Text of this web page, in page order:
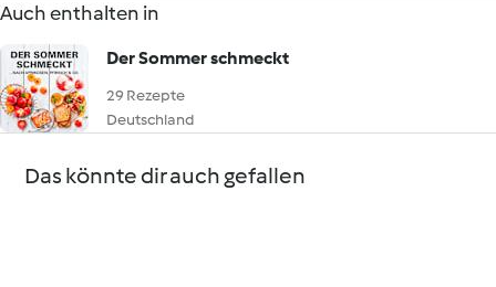
Auch enthalten in
Der Sommer schmeckt
29 Rezepte
Deutschland
Das könnte dir auch gefallen